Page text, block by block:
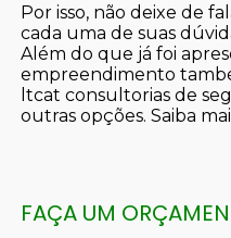
Por isso, não deixe de
cada uma de suas
Além do que já foi
empreendimento
ltcat consultorias de
outras opções. Saiba
FAÇA UM